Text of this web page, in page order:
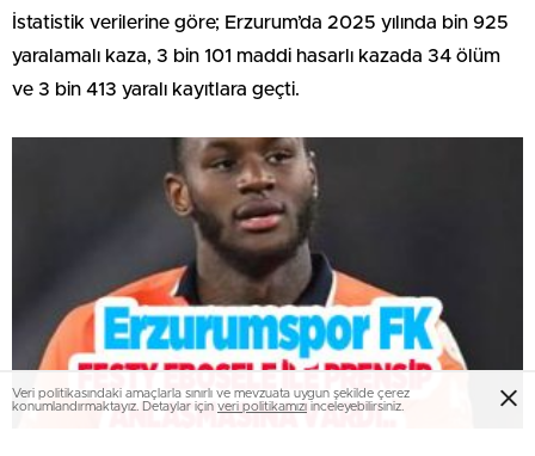
İstatistik verilerine göre; Erzurum’da 2025 yılında bin 925
yaralamalı kaza, 3 bin 101 maddi hasarlı kazada 34 ölüm
ve 3 bin 413 yaralı kayıtlara geçti.
Veri politikasındaki amaçlarla sınırlı ve mevzuata uygun şekilde çerez
konumlandırmaktayız. Detaylar için veri politikamızı inceleyebilirsiniz.